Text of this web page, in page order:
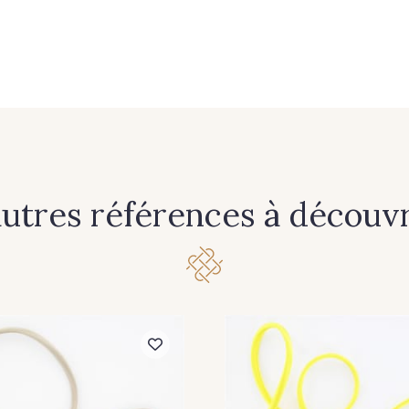
références à